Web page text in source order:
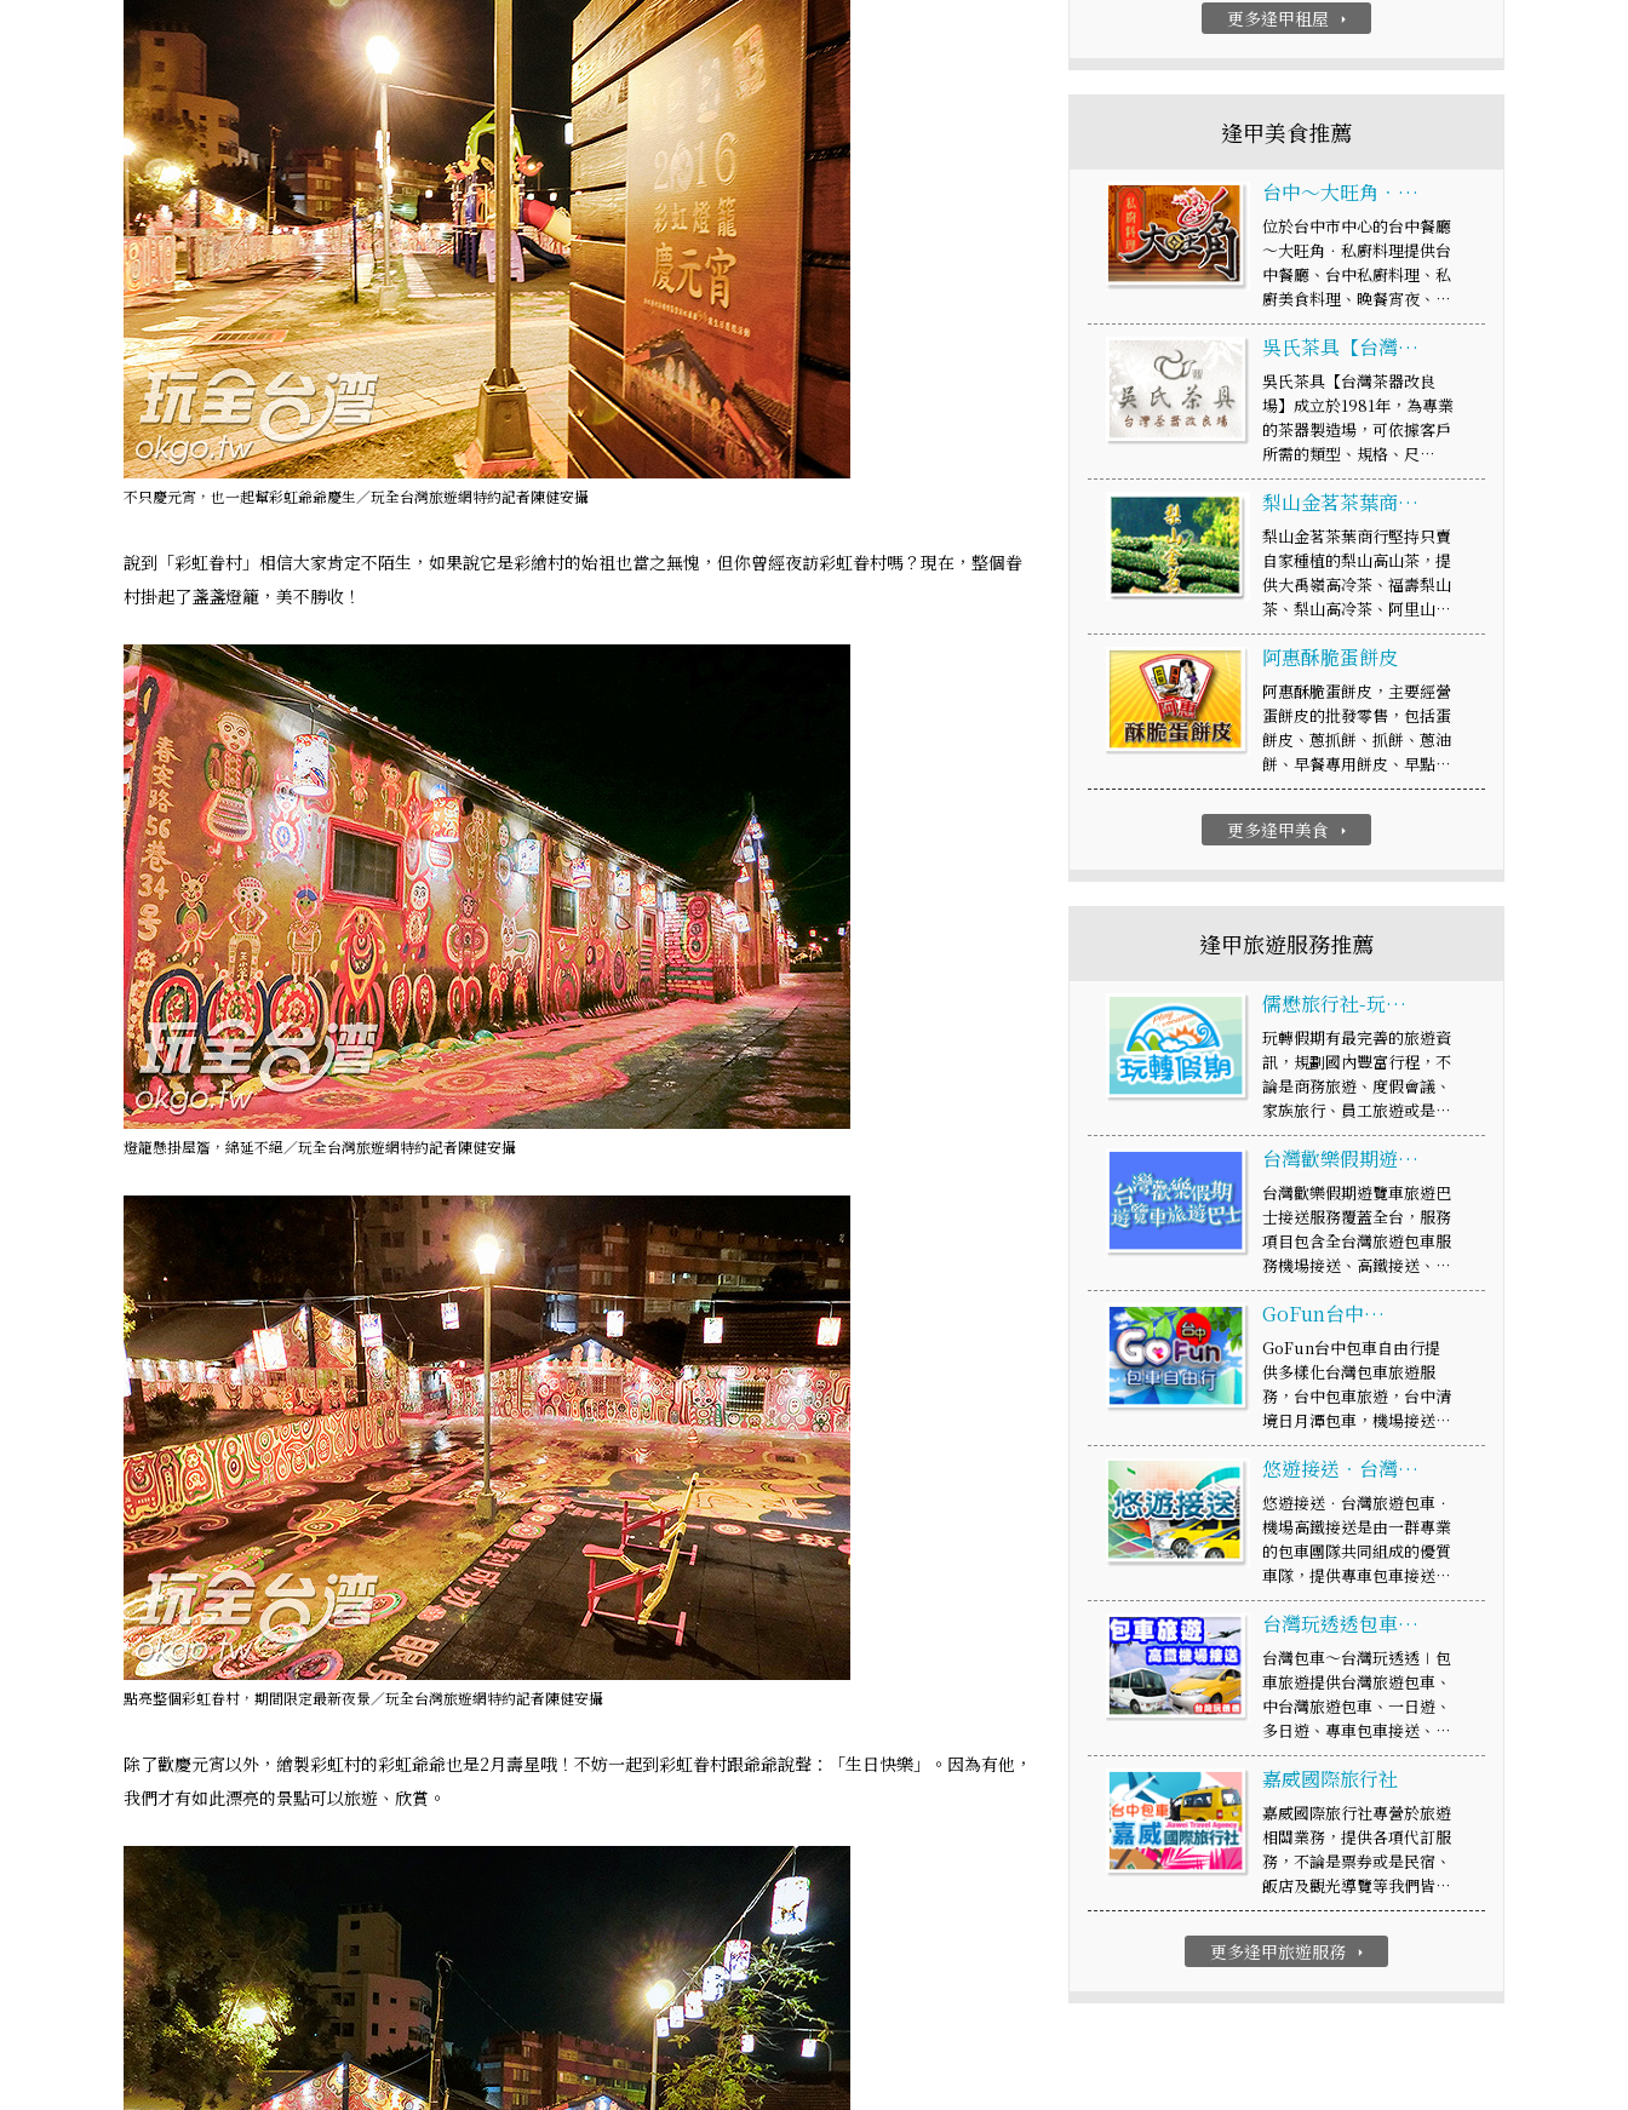
不只慶元宵，也一起幫彩虹爺爺慶生／玩全台灣旅遊網特約記者陳健安攝
說到「彩虹眷村」相信大家肯定不陌生，如果說它是彩繪村的始祖也當之無愧，但你曾經夜訪彩虹眷村嗎？現在，整個眷
村掛起了盞盞燈籠，美不勝收！
燈籠懸掛屋簷，綿延不絕／玩全台灣旅遊網特約記者陳健安攝
點亮整個彩虹眷村，期間限定最新夜景／玩全台灣旅遊網特約記者陳健安攝
除了歡慶元宵以外，繪製彩虹村的彩虹爺爺也是2月壽星哦！不妨一起到彩虹眷村跟爺爺說聲：「生日快樂」。因為有他，
我們才有如此漂亮的景點可以旅遊、欣賞。
更多逢甲租屋 arrow_right
逢甲美食推薦
台中～大旺角．…
位於台中市中心的台中餐廳
～大旺角．私廚料理提供台
中餐廳、台中私廚料理、私
廚美食料理、晚餐宵夜、…
吳氏茶具【台灣…
吳氏茶具【台灣茶器改良
場】成立於1981年，為專業
的茶器製造場，可依據客戶
所需的類型、規格、尺…
梨山金茗茶葉商…
梨山金茗茶葉商行堅持只賣
自家種植的梨山高山茶，提
供大禹嶺高冷茶、福壽梨山
茶、梨山高冷茶、阿里山…
阿惠酥脆蛋餅皮
阿惠酥脆蛋餅皮，主要經營
蛋餅皮的批發零售，包括蛋
餅皮、蔥抓餅、抓餅、蔥油
餅、早餐專用餅皮、早點…
更多逢甲美食 arrow_right
逢甲旅遊服務推薦
儒懋旅行社-玩…
玩轉假期有最完善的旅遊資
訊，規劃國內豐富行程，不
論是商務旅遊、度假會議、
家族旅行、員工旅遊或是…
台灣歡樂假期遊…
台灣歡樂假期遊覽車旅遊巴
士接送服務覆蓋全台，服務
項目包含全台灣旅遊包車服
務機場接送、高鐵接送、…
GoFun台中…
GoFun台中包車自由行提
供多樣化台灣包車旅遊服
務，台中包車旅遊，台中清
境日月潭包車，機場接送…
悠遊接送．台灣…
悠遊接送．台灣旅遊包車．
機場高鐵接送是由一群專業
的包車團隊共同組成的優質
車隊，提供專車包車接送…
台灣玩透透包車…
台灣包車～台灣玩透透∣包
車旅遊提供台灣旅遊包車、
中台灣旅遊包車、一日遊、
多日遊、專車包車接送、…
嘉威國際旅行社
嘉威國際旅行社專營於旅遊
相關業務，提供各項代訂服
務，不論是票券或是民宿、
飯店及觀光導覽等我們皆…
更多逢甲旅遊服務 arrow_right